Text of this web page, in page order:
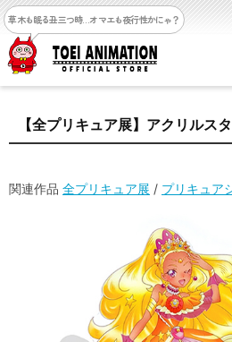
草木も眠る丑三つ時…オマエも夜行性かにゃ？
【全プリキュア展】アクリルス
関連作品 全プリキュア展 / プリキュア